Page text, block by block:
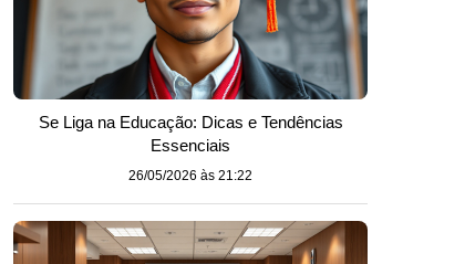
Se Liga na Educação: Dicas e Tendências
Essenciais
26/05/2026 às 21:22